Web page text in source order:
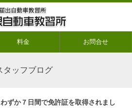
料金 お問合せ
タッフブログ
ずか７日間で免許証を取得されまし